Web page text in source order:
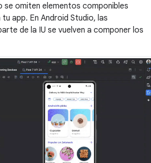
se omiten elementos componibles
app. En Android Studio, las
de la IU se vuelven a componer los